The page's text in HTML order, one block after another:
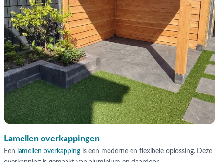
Lamellen overkappingen
Een lamellen overkapping is een moderne en flexibele oplossing. Deze